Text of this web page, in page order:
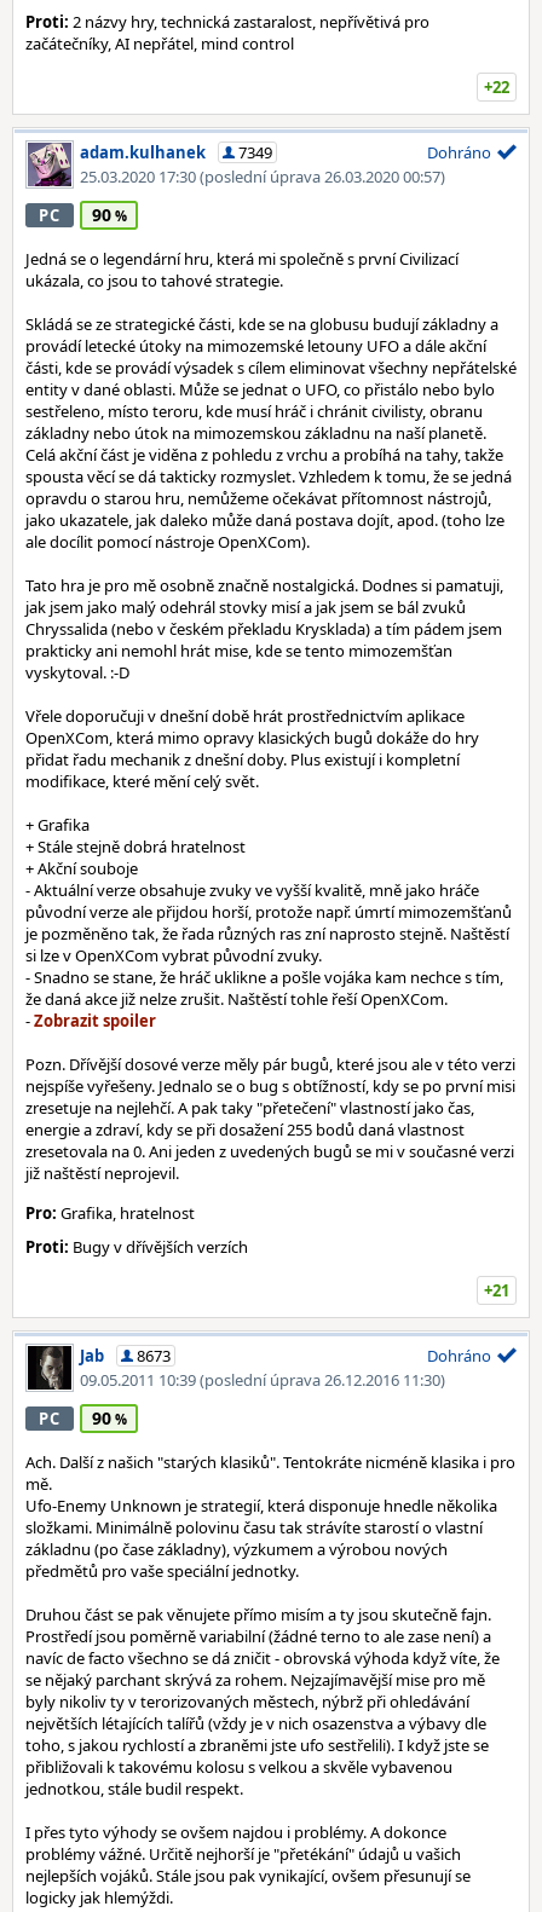
Proti: 2 názvy hry, technická zastaralost, nepřívětivá pro
začátečníky, AI nepřátel, mind control
+22
adam.kulhanek
7349
25.03.2020 17:30(poslední úprava 26.03.2020 00:57)
Dohráno
PC 90
Jedná se o legendární hru, která mi společně s první Civilizací
ukázala, co jsou to tahové strategie.
Skládá se ze strategické části, kde se na globusu budují základny a
provádí letecké útoky na mimozemské letouny UFO a dále akční
části, kde se provádí výsadek s cílem eliminovat všechny nepřátelské
entity v dané oblasti. Může se jednat o UFO, co přistálo nebo bylo
sestřeleno, místo teroru, kde musí hráč i chránit civilisty, obranu
základny nebo útok na mimozemskou základnu na naší planetě.
Celá akční část je viděna z pohledu z vrchu a probíhá na tahy, takže
spousta věcí se dá takticky rozmyslet. Vzhledem k tomu, že se jedná
opravdu o starou hru, nemůžeme očekávat přítomnost nástrojů,
jako ukazatele, jak daleko může daná postava dojít, apod. (toho lze
ale docílit pomocí nástroje OpenXCom).
Tato hra je pro mě osobně značně nostalgická. Dodnes si pamatuji,
jak jsem jako malý odehrál stovky misí a jak jsem se bál zvuků
Chryssalida (nebo v českém překladu Krysklada) a tím pádem jsem
prakticky ani nemohl hrát mise, kde se tento mimozemšťan
vyskytoval. :-D
Vřele doporučuji v dnešní době hrát prostřednictvím aplikace
OpenXCom, která mimo opravy klasických bugů dokáže do hry
přidat řadu mechanik z dnešní doby. Plus existují i kompletní
modifikace, které mění celý svět.
+ Grafika
+ Stále stejně dobrá hratelnost
+ Akční souboje
- Aktuální verze obsahuje zvuky ve vyšší kvalitě, mně jako hráče
původní verze ale přijdou horší, protože např. úmrtí mimozemšťanů
je pozměněno tak, že řada různých ras zní naprosto stejně. Naštěstí
si lze v OpenXCom vybrat původní zvuky.
- Snadno se stane, že hráč uklikne a pošle vojáka kam nechce s tím,
že daná akce již nelze zrušit. Naštěstí tohle řeší OpenXCom.
-
Pozn. Dřívější dosové verze měly pár bugů, které jsou ale v této verzi
nejspíše vyřešeny. Jednalo se o bug s obtížností, kdy se po první misi
zresetuje na nejlehčí. A pak taky "přetečení" vlastností jako čas,
energie a zdraví, kdy se při dosažení 255 bodů daná vlastnost
zresetovala na 0. Ani jeden z uvedených bugů se mi v současné verzi
již naštěstí neprojevil.
Pro: Grafika, hratelnost
Proti: Bugy v dřívějších verzích
+21
Jab
8673
09.05.2011 10:39(poslední úprava 26.12.2016 11:30)
Dohráno
PC 90
Ach. Další z našich "starých klasiků". Tentokráte nicméně klasika i pro
mě.
Ufo-Enemy Unknown je strategií, která disponuje hnedle několika
složkami. Minimálně polovinu času tak strávíte starostí o vlastní
základnu (po čase základny), výzkumem a výrobou nových
předmětů pro vaše speciální jednotky.
Druhou část se pak věnujete přímo misím a ty jsou skutečně fajn.
Prostředí jsou poměrně variabilní (žádné terno to ale zase není) a
navíc de facto všechno se dá zničit - obrovská výhoda když víte, že
se nějaký parchant skrývá za rohem. Nejzajímavější mise pro mě
byly nikoliv ty v terorizovaných městech, nýbrž při ohledávání
největších létajících talířů (vždy je v nich osazenstva a výbavy dle
toho, s jakou rychlostí a zbraněmi jste ufo sestřelili). I když jste se
přibližovali k takovému kolosu s velkou a skvěle vybavenou
jednotkou, stále budil respekt.
I přes tyto výhody se ovšem najdou i problémy. A dokonce
problémy vážné. Určitě nejhorší je "přetékání" údajů u vašich
nejlepších vojáků. Stále jsou pak vynikající, ovšem přesunují se
logicky jak hlemýždi.